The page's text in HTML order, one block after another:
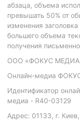
абзаца, объема
превышать 50% от
изменения
большего объема
получения
ООО «ФОКУС
Онлайн-медиа
Идентификатор
медиа - R40-03129
Адрес: 01133, г.